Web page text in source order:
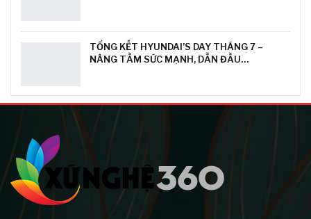
TỔNG KẾT HYUNDAI’S DAY THÁNG 7 –
NÂNG TẦM SỨC MẠNH, DẪN ĐẦU…